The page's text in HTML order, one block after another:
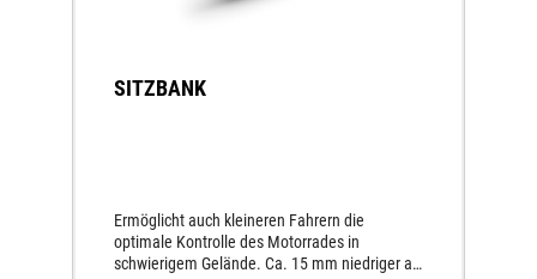
SITZBANK
Ermöglicht auch kleineren Fahrern die
optimale Kontrolle des Motorrades in
schwierigem Gelände. Ca. 15 mm niedriger als